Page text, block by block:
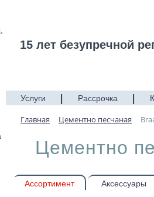
15 лет безупречной
Услуги Рассрочка
Главная Цементно песчаная
Цементно
Ассортимент Аксессуары